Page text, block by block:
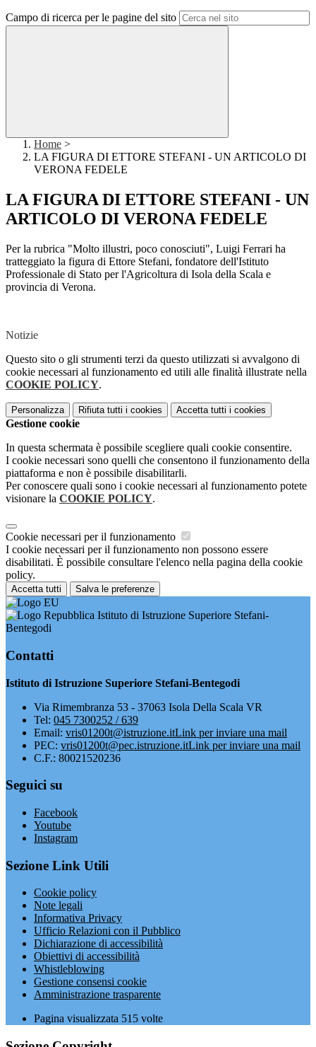
Campo di ricerca per le pagine del sito
Home >
LA FIGURA DI ETTORE STEFANI - UN ARTICOLO DI
VERONA FEDELE
LA FIGURA DI ETTORE STEFANI - UN
ARTICOLO DI VERONA FEDELE
Per la rubrica "Molto illustri, poco conosciuti", Luigi Ferrari ha
tratteggiato la figura di Ettore Stefani, fondatore dell'Istituto
Professionale di Stato per l'Agricoltura di Isola della Scala e
provincia di Verona.
Notizie
Questo sito o gli strumenti terzi da questo utilizzati si avvalgono di
cookie necessari al funzionamento ed utili alle finalità illustrate nella
COOKIE POLICY.
Personalizza Rifiuta tutti i cookies Accetta tutti i cookies
Gestione cookie
In questa schermata è possibile scegliere quali cookie consentire.
I cookie necessari sono quelli che consentono il funzionamento della
piattaforma e non è possibile disabilitarli.
Per conoscere quali sono i cookie necessari al funzionamento potete
visionare la COOKIE POLICY.
Cookie necessari per il funzionamento
I cookie necessari per il funzionamento non possono essere
disabilitati. È possibile consultare l'elenco nella pagina della cookie
policy.
Accetta tutti Salva le preferenze
Istituto di Istruzione Superiore Stefani-
Bentegodi
Contatti
Istituto di Istruzione Superiore Stefani-Bentegodi
Via Rimembranza 53 - 37063 Isola Della Scala VR
Tel: 045 7300252 / 639
Email: vris01200t@istruzione.itLink per inviare una mail
PEC: vris01200t@pec.istruzione.itLink per inviare una mail
C.F.: 80021520236
Seguici su
Facebook
Youtube
Instagram
Sezione Link Utili
Cookie policy
Note legali
Informativa Privacy
Ufficio Relazioni con il Pubblico
Dichiarazione di accessibilità
Obiettivi di accessibilità
Whistleblowing
Gestione consensi cookie
Amministrazione trasparente
Pagina visualizzata 515 volte